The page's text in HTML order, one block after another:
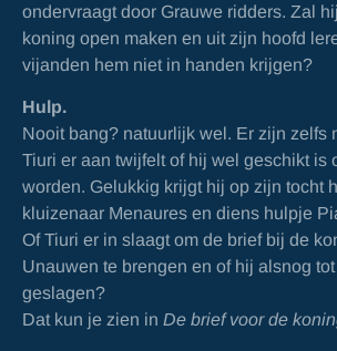
ondervraagt door Grauwe ridders. Zal
koning open maken en uit zijn hoofd
vijanden hem niet in handen krijgen?
Hulp.
Nooit bang? natuurlijk wel. Er zijn zelfs
Tiuri er aan twijfelt of hij wel geschikt is
worden. Gelukkig krijgt hij op zijn tocht
kluizenaar Menaures en diens hulpje
Of Tiuri er in slaagt om de brief bij de
Unauwen te brengen en of hij alsnog
geslagen?
Dat kun je zien in De brief voor de